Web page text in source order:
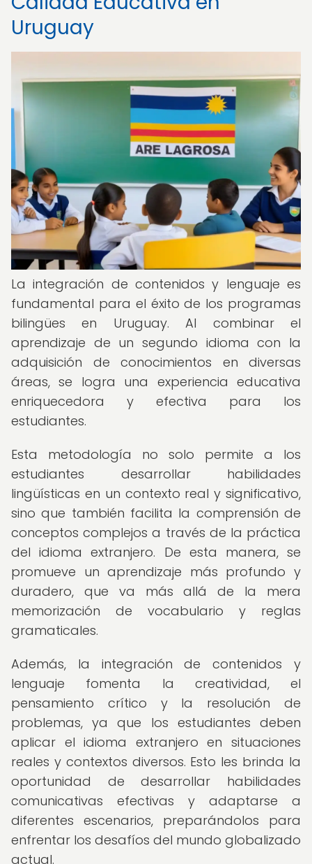
Uruguay
La integración de contenidos y lenguaje es
fundamental para el éxito de los programas
bilingües en Uruguay. Al combinar el
aprendizaje de un segundo idioma con la
adquisición de conocimientos en diversas
áreas, se logra una experiencia educativa
enriquecedora y efectiva para los
estudiantes.
Esta metodología no solo permite a los
estudiantes desarrollar habilidades
lingüísticas en un contexto real y significativo,
sino que también facilita la comprensión de
conceptos complejos a través de la práctica
del idioma extranjero. De esta manera, se
promueve un aprendizaje más profundo y
duradero, que va más allá de la mera
memorización de vocabulario y reglas
gramaticales.
Además, la integración de contenidos y
lenguaje fomenta la creatividad, el
pensamiento crítico y la resolución de
problemas, ya que los estudiantes deben
aplicar el idioma extranjero en situaciones
reales y contextos diversos. Esto les brinda la
oportunidad de desarrollar habilidades
comunicativas efectivas y adaptarse a
diferentes escenarios, preparándolos para
enfrentar los desafíos del mundo globalizado
actual.